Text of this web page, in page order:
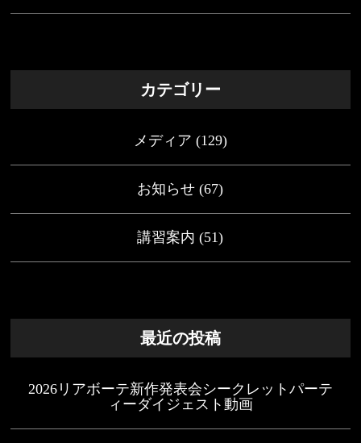
カテゴリー
メディア (129)
お知らせ (67)
講習案内 (51)
最近の投稿
2026リアボーテ新作発表会シークレットパーテ
ィーダイジェスト動画